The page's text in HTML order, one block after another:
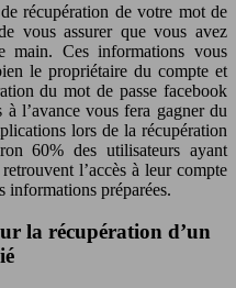
récupération de votre mot de
vous assurer que vous avez
main. Ces informations vous
le propriétaire du compte et
du mot de passe facebook
l’avance vous fera gagner du
lors de la récupération
60% des utilisateurs ayant
l’accès à leur compte
informations préparées.
la récupération d’un